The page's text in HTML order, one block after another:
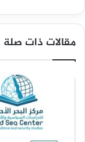
مقالات ذات صلة